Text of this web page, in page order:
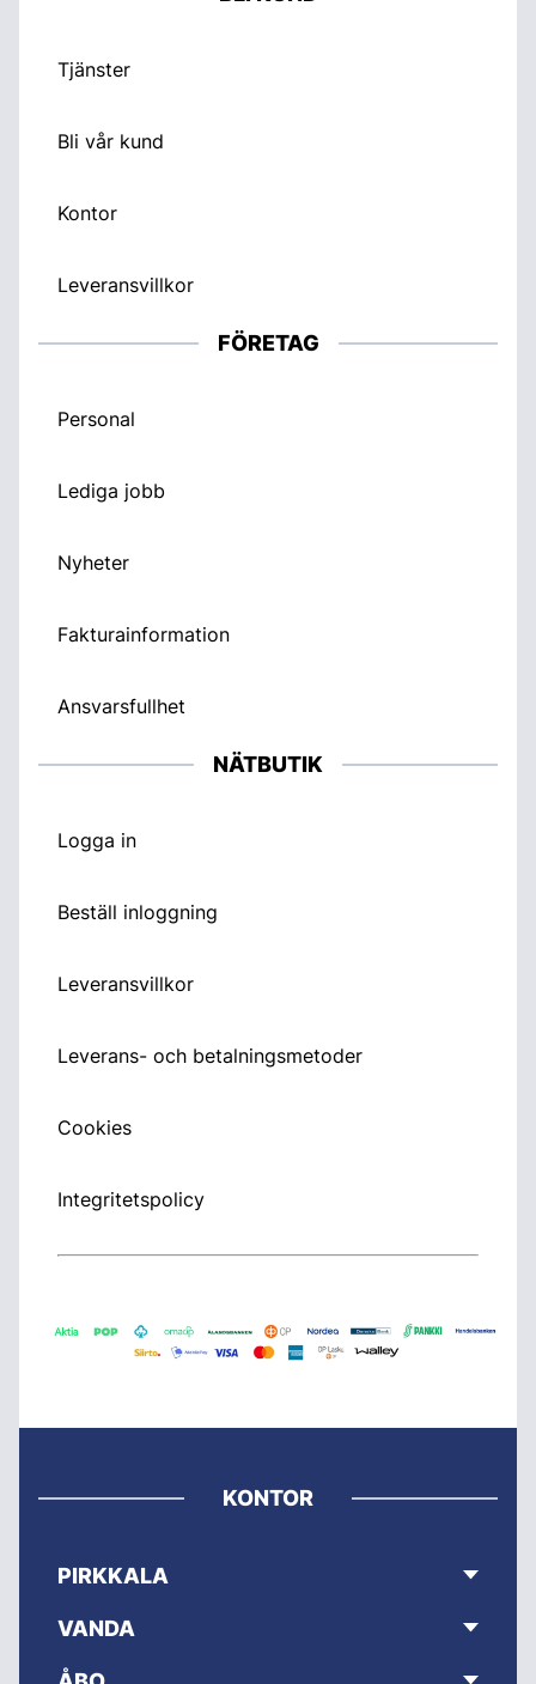
Tjänster
Bli vår kund
Kontor
Leveransvillkor
FÖRETAG
Personal
Lediga jobb
Nyheter
Fakturainformation
Ansvarsfullhet
NÄTBUTIK
Logga in
Beställ inloggning
Leveransvillkor
Leverans- och betalningsmetoder
Cookies
Integritetspolicy
KONTOR
PIRKKALA
VANDA